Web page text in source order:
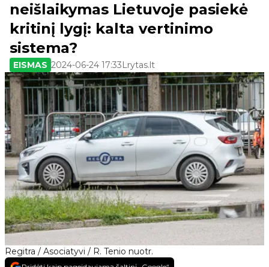
Regitra / Asociatyvi / R. Tenio nuotr.
neišlaikymas Lietuvoje pasiekė
kritinį lygį: kalta vertinimo
sistema?
EISMAS 2024-06-24 17:33Lrytas.lt